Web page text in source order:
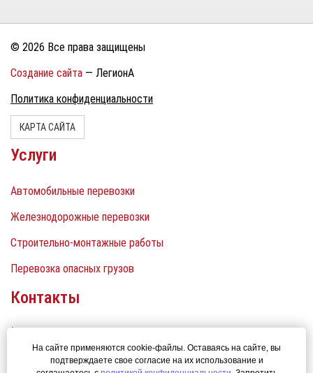
© 2026 Все права защищены
Создание сайта — ЛегионА
Политика конфиденциальности
КАРТА САЙТА
Услуги
Автомобильные перевозки
Железнодорожные перевозки
Строительно-монтажные работы
Перевозка опасных грузов
Контакты
Волхов +7 (921) 982-56-81
На сайте применяются cookie-файлы. Оставаясь на сайте, вы
подтверждаете свое согласие на их использование и